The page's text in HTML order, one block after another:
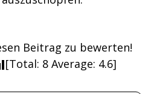
Beitrag zu bewerten!
[Total: 8 Average: 4.6]